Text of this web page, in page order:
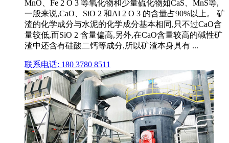
MnO、Fe 2 O 3 等氧化物和少量硫化物如CaS、MnS等,
一般来说,CaO、SiO 2 和Al 2 O 3 的含量占90%以上。 矿
渣的化学成分与水泥的化学成分基本相同,只不过CaO含
量较低,而SiO 2 含量偏高,另外,在CaO含量较高的碱性矿
渣中还含有硅酸二钙等成分,所以矿渣本身具有 ...
联系电话: 180 3780 8511